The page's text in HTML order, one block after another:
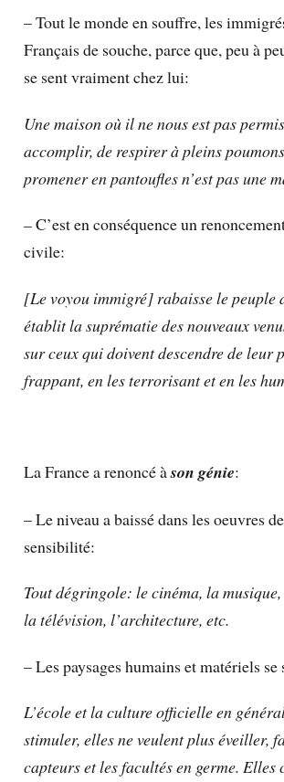
– Tout le monde en souffre, les
Français de souche, parce que, peu à
se sent vraiment chez lui:
Une maison où il ne nous est pas
accomplir, de respirer à pleins
promener en pantoufles n’est pas une
–C’est en conséquence un
civile:
[Le voyou immigré] rabaisse le peuple
établit la suprématie des nouveaux
sur ceux qui doivent descendre de leur
frappant, en les terrorisant et en les
La France a renoncé àson génie:
– Le niveau a baissé dans les oeuvres
sensibilité:
Tout dégringole: le cinéma, la
la télévision, l’architecture, etc.
– Les paysages humains et matériels se
L’école et la culture officielle en
stimuler, elles ne veulent plus éveiller,
capteurs et les facultés en germe. Elles